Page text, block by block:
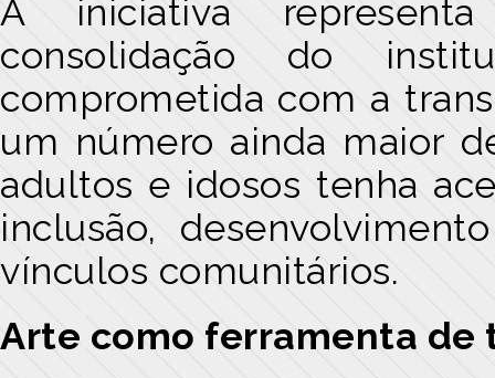
A iniciativa
consolidação do
comprometida com a
um número ainda maior
adultos e idosos tenha
inclusão,
vínculos comunitários.
Arte como ferramenta de